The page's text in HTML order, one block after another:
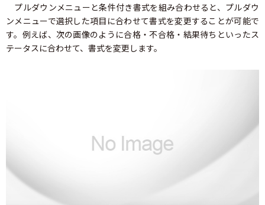
プルダウンメニューと条件付き書式を組み合わせると、プルダウ
ンメニューで選択した項目に合わせて書式を変更することが可能で
す。例えば、次の画像のように合格・不合格・結果待ちといったス
テータスに合わせて、書式を変更します。